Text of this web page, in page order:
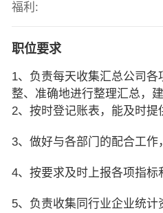
福利:
职位要求
1、负责每天收集汇总公司
整、准确地进行整理汇总，
2、按时登记账表，能及时提
3、做好与各部门的配合工作
4、按要求及时上报各项指标
5、负责收集同行业企业统